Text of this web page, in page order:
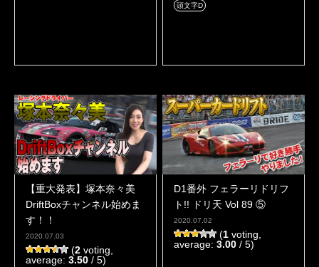
頭文字D
【重大発表】塚本奈々美
DriftBoxチャンネル始めま
す！！
2020.07.03
(2 voting,
average: 3.50 / 5)
D1番外 フェラーリドリフ
ト!! ドリ天 Vol 89 ⑤
2020.07.02
(1 voting,
average: 3.00 / 5)